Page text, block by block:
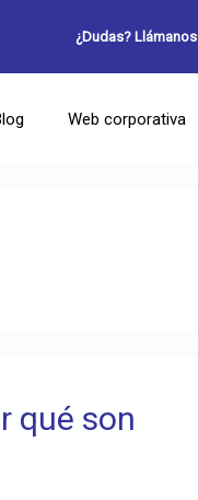
¿Dudas? Llámanos
Web corporativa
qué son